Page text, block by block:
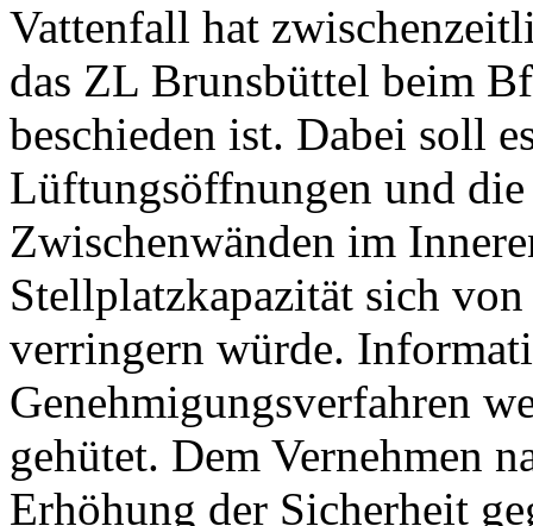
Vattenfall hat
das ZL Brunsbüttel beim
beschieden ist. Dabei soll
Lüftungsöffnungen und
Zwischenwänden im
Stellplatzkapazität sich
verringern würde.
Genehmigungsverfahren
gehütet. Dem Vernehmen
Erhöhung der Sicherheit